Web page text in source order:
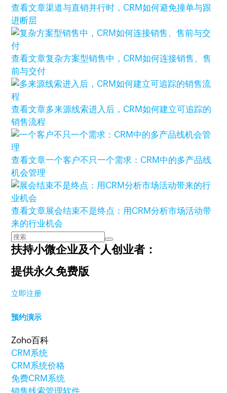
查看文章渠道与直销并行时，CRM如何避免撞单与跟
进断层
查看文章复杂方案型销售中，CRM如何连接销售、售
前与交付
查看文章多来源线索进入后，CRM如何建立可追踪的
销售流程
查看文章一个客户不只一个需求：CRM中的多产品线
机会管理
查看文章展会结束不是终点：用CRM分析市场活动带
来的行业机会
扶持小微企业及个人创业者：
提供永久免费版
立即注册
预约演示
Zoho百科
CRM系统
CRM系统价格
免费CRM系统
销售线索管理软件